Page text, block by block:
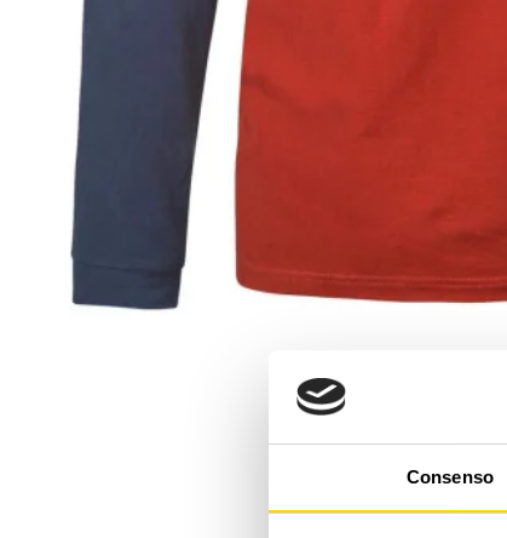
Consenso